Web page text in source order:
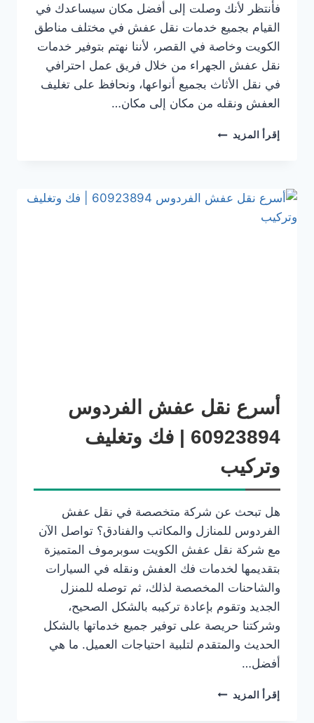
فأنتظر لأنك وصلت إلى أفضل مكان سيساعدك في
القيام بجميع خدمات نقل عفش في مختلف مناطق
الكويت وخاصة في القصر، لأننا نهتم بتوفير خدمات
نقل عفش الجهراء من خلال فريق عمل احترافي
في نقل الأثاث بجميع أنواعها، ونحافظ على تغليف
العفش ونقله من مكان إلى مكان…
إقرأ المزيد
أسرع نقل عفش الفردوس
60923894 | فك وتغليف
وتركيب
هل تبحث عن شركة متخصصة في نقل عفش
الفردوس للمنازل والمكاتب والفنادق؟ تواصل الآن
مع شركة نقل عفش الكويت سوبرموف المتميزة
بتقديمها لخدمات فك العفش ونقله في السيارات
والشاحنات المخصصة لذلك، ثم توصله للمنزل
الجديد وتقوم بإعادة تركيبه بالشكل الصحيح،
وشركتنا حريصة على توفير جميع خدماتها بالشكل
الحديث والمتقدم لتلبية احتياجات العميل. ما هي
أفضل…
إقرأ المزيد